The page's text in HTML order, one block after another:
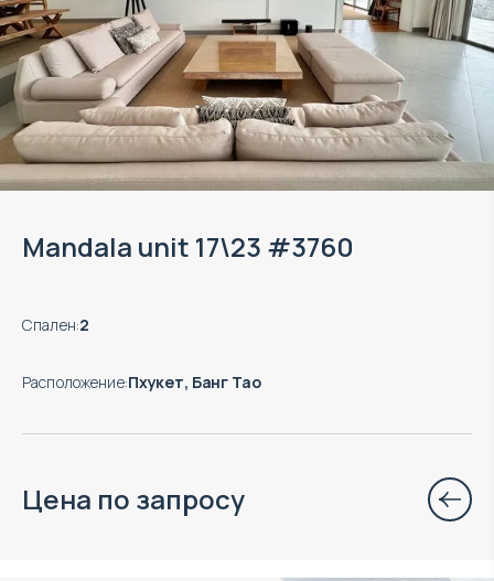
Mandala unit 17\23 #3760
Спален:2
Расположение:Пхукет, Банг Тао
Цена по запросу